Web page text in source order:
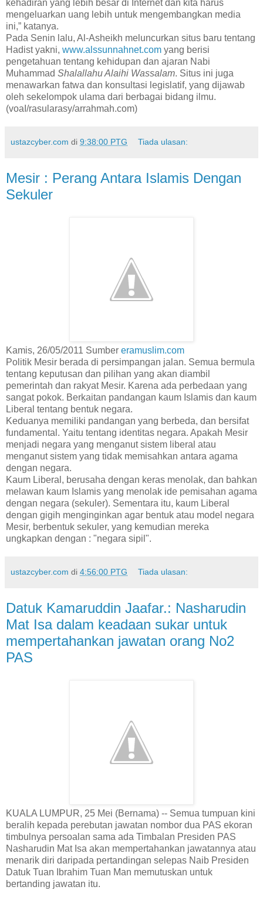
kehadiran yang lebih besar di Internet dan kita harus
mengeluarkan uang lebih untuk mengembangkan media
ini,” katanya.
Pada Senin lalu, Al-Asheikh meluncurkan situs baru tentang
Hadist yakni, www.alssunnahnet.com yang berisi
pengetahuan tentang kehidupan dan ajaran Nabi
Muhammad Shalallahu Alaihi Wassalam. Situs ini juga
menawarkan fatwa dan konsultasi legislatif, yang dijawab
oleh sekelompok ulama dari berbagai bidang ilmu.
(voaI/rasularasy/arrahmah.com)
ustazcyber.com di 9:38:00 PTG Tiada ulasan:
Mesir : Perang Antara Islamis Dengan
Sekuler
Kamis, 26/05/2011 Sumber eramuslim.com
Politik Mesir berada di persimpangan jalan. Semua bermula
tentang keputusan dan pilihan yang akan diambil
pemerintah dan rakyat Mesir. Karena ada perbedaan yang
sangat pokok. Berkaitan pandangan kaum Islamis dan kaum
Liberal tentang bentuk negara.
Keduanya memiliki pandangan yang berbeda, dan bersifat
fundamental. Yaitu tentang identitas negara. Apakah Mesir
menjadi negara yang menganut sistem liberal atau
menganut sistem yang tidak memisahkan antara agama
dengan negara.
Kaum Liberal, berusaha dengan keras menolak, dan bahkan
melawan kaum Islamis yang menolak ide pemisahan agama
dengan negara (sekuler). Sementara itu, kaum Liberal
dengan gigih menginginkan agar bentuk atau model negara
Mesir, berbentuk sekuler, yang kemudian mereka
ungkapkan dengan : "negara sipil".
ustazcyber.com di 4:56:00 PTG Tiada ulasan:
Datuk Kamaruddin Jaafar.: Nasharudin
Mat Isa dalam keadaan sukar untuk
mempertahankan jawatan orang No2
PAS
KUALA LUMPUR, 25 Mei (Bernama) -- Semua tumpuan kini
beralih kepada perebutan jawatan nombor dua PAS ekoran
timbulnya persoalan sama ada Timbalan Presiden PAS
Nasharudin Mat Isa akan mempertahankan jawatannya atau
menarik diri daripada pertandingan selepas Naib Presiden
Datuk Tuan Ibrahim Tuan Man memutuskan untuk
bertanding jawatan itu.